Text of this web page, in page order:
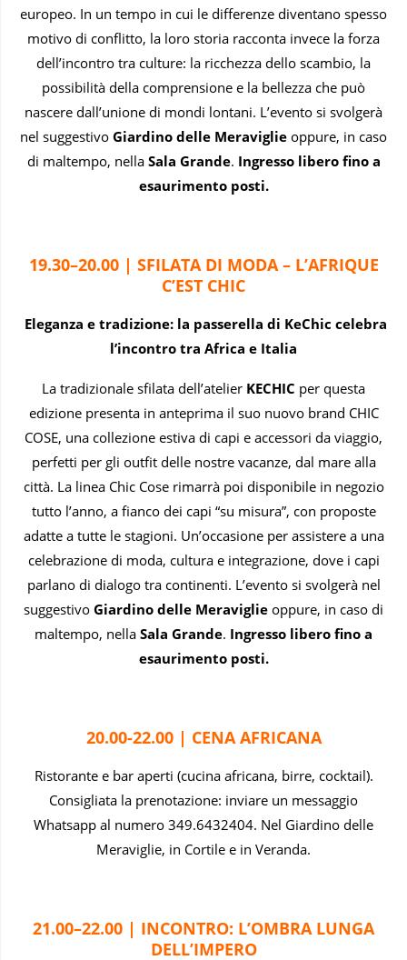
europeo. In un tempo in cui le differenze diventano spesso
motivo di conflitto, la loro storia racconta invece la forza
dell’incontro tra culture: la ricchezza dello scambio, la
possibilità della comprensione e la bellezza che può
nascere dall’unione di mondi lontani. L’evento si svolgerà
nel suggestivo Giardino delle Meraviglie oppure, in caso
di maltempo, nella Sala Grande. Ingresso libero fino a
esaurimento posti.
19.30–20.00 | SFILATA DI MODA – L’AFRIQUE
C’EST CHIC
Eleganza e tradizione: la passerella di KeChic celebra
l’incontro tra Africa e Italia
La tradizionale sfilata dell’atelier KECHIC per questa
edizione presenta in anteprima il suo nuovo brand CHIC
COSE, una collezione estiva di capi e accessori da viaggio,
perfetti per gli outfit delle nostre vacanze, dal mare alla
città. La linea Chic Cose rimarrà poi disponibile in negozio
tutto l’anno, a fianco dei capi “su misura”, con proposte
adatte a tutte le stagioni. Un’occasione per assistere a una
celebrazione di moda, cultura e integrazione, dove i capi
parlano di dialogo tra continenti. L’evento si svolgerà nel
suggestivo Giardino delle Meraviglie oppure, in caso di
maltempo, nella Sala Grande. Ingresso libero fino a
esaurimento posti.
20.00-22.00 | CENA AFRICANA
Ristorante e bar aperti (cucina africana, birre, cocktail).
Consigliata la prenotazione: inviare un messaggio
Whatsapp al numero 349.6432404. Nel Giardino delle
Meraviglie, in Cortile e in Veranda.
21.00–22.00 | INCONTRO: L’OMBRA LUNGA
DELL’IMPERO